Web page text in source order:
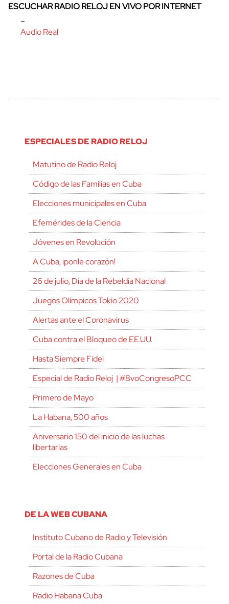
ESCUCHAR RADIO RELOJ EN VIVO POR INTERNET
–
Audio Real
ESPECIALES DE RADIO RELOJ
Matutino de Radio Reloj
Código de las Familias en Cuba
Elecciones municipales en Cuba
Efemérides de la Ciencia
Jóvenes en Revolución
A Cuba, ¡ponle corazón!
26 de julio, Día de la Rebeldía Nacional
Juegos Olímpicos Tokio 2020
Alertas ante el Coronavirus
Cuba contra el Bloqueo de EE.UU.
Hasta Siempre Fidel
Especial de Radio Reloj | #8voCongresoPCC
Primero de Mayo
La Habana, 500 años
Aniversario 150 del inicio de las luchas
libertarias
Elecciones Generales en Cuba
DE LA WEB CUBANA
Instituto Cubano de Radio y Televisión
Portal de la Radio Cubana
Razones de Cuba
Radio Habana Cuba